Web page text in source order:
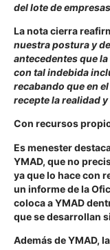
del lote de
La nota cierra
nuestra postura y
antecedentes que
con tal indebida
recabando que en
recepte la realidad
Con recursos
Es menester
YMAD, que no
ya que lo hace con
un informe de la
coloca a YMAD
que se desarrollan
Además de YMAD,